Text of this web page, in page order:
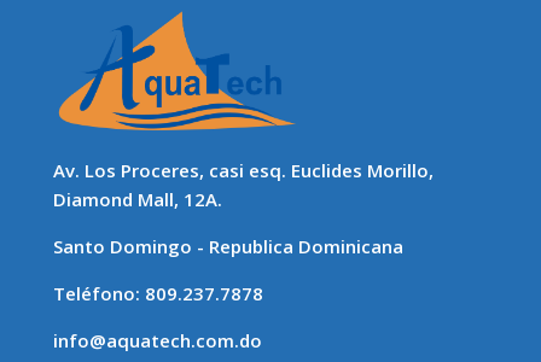
Av. Los Proceres, casi esq. Euclides Morillo,
Diamond Mall, 12A.
Santo Domingo - Republica Dominicana
Teléfono: 809.237.7878
info@aquatech.com.do